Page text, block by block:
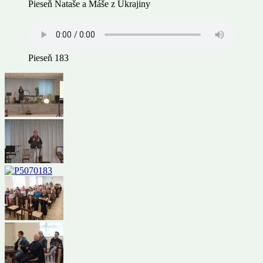
Pieseň Nataše a Máše z Ukrajiny
Pieseň 183